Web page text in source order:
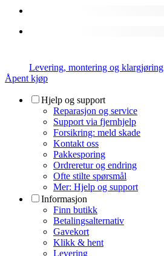
Levering, montering og klargjøring
Åpent kjøp
Hjelp og support
Reparasjon og service
Support via fjernhjelp
Forsikring: meld skade
Kontakt oss
Pakkesporing
Ordreretur og endring
Ofte stilte spørsmål
Mer: Hjelp og support
Informasjon
Finn butikk
Betalingsalternativ
Gavekort
Klikk & hent
Levering